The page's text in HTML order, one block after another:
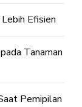
Efisien
Tanaman
Pemipilan